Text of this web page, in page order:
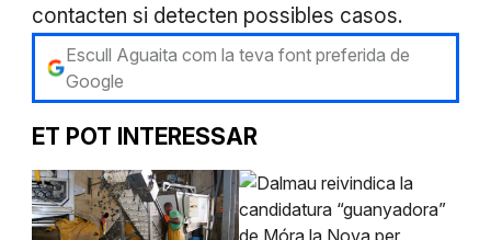
contacten si detecten possibles casos.
Escull Aguaita com la teva font preferida de
Google
ET POT INTERESSAR